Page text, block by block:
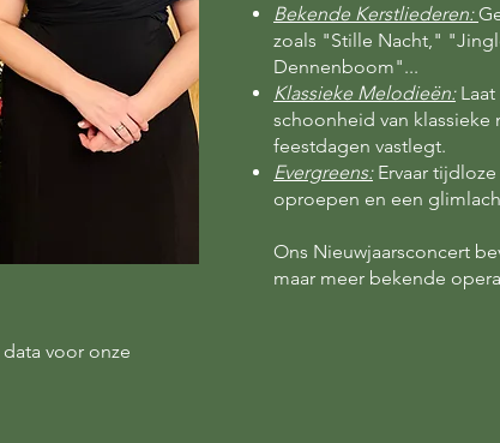
voor onze
Bekende Kerstliederen:
zoals "Stille Nacht,"
Dennenboom"...
Klassieke Melodieën:
schoonheid van klassieke
feestdagen vastlegt.
Evergreens:Ervaar
oproepen en een
Ons Nieuwjaarsconcert
maar meer bekende